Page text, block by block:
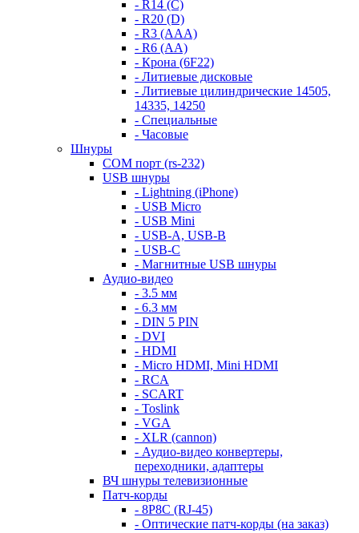
- R14 (C)
- R20 (D)
- R3 (AAA)
- R6 (AA)
- Крона (6F22)
- Литиевые дисковые
- Литиевые цилиндрические 14505,
14335, 14250
- Специальные
- Часовые
Шнуры
COM порт (rs-232)
USB шнуры
- Lightning (iPhone)
- USB Micro
- USB Mini
- USB-A, USB-B
- USB-C
- Магнитные USB шнуры
Аудио-видео
- 3.5 мм
- 6.3 мм
- DIN 5 PIN
- DVI
- HDMI
- Micro HDMI, Mini HDMI
- RCA
- SCART
- Toslink
- VGA
- XLR (cannon)
- Аудио-видео конвертеры,
переходники, адаптеры
ВЧ шнуры телевизионные
Патч-корды
- 8P8C (RJ-45)
- Оптические патч-корды (на заказ)